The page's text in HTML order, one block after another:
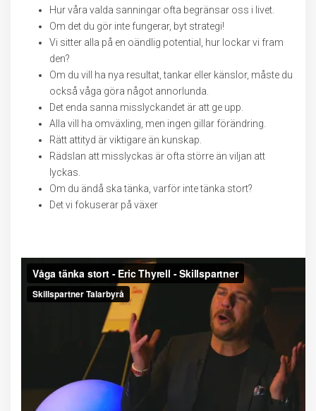
Hur våra valda sanningar ofta begränsar oss i livet.
Om det du gör inte fungerar, byt strategi!
Vi sitter alla på en oändlig potential, hur lockar vi fram
den?
Om du vill ha nya resultat, tankar eller känslor, måste du
också våga göra något annorlunda.
Det enda sanna misslyckandet är att ge upp.
Alla vill ha omväxling, men ingen gillar förändring.
Rätt attityd är viktigare än kunskap.
Rädslan att misslyckas är ofta större än viljan att
lyckas.
Om du ändå ska tänka, varför inte tänka stort?
Det vi fokuserar på växer